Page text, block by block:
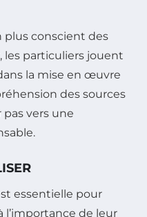
plus conscient des
particuliers jouent
la mise en œuvre
des sources
vers une
essentielle pour
l’importance de leur